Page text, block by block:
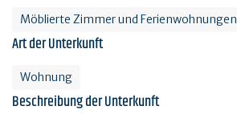
Möblierte Zimmer und Ferienwohnungen
Art der Unterkunft
Wohnung
Beschreibung der Unterkunft